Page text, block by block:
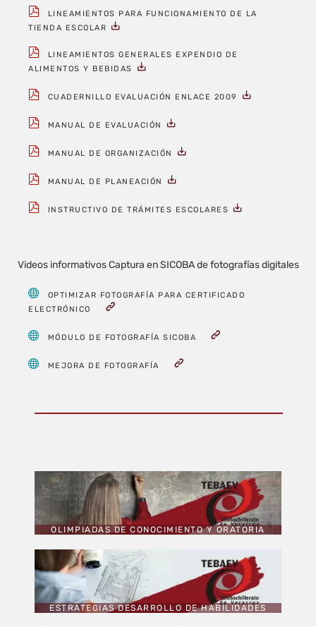
LINEAMIENTOS PARA FUNCIONAMIENTO DE LA
TIENDA ESCOLAR
LINEAMIENTOS GENERALES EXPENDIO DE
ALIMENTOS Y BEBIDAS
CUADERNILLO EVALUACIÓN ENLACE 2009
MANUAL DE EVALUACIÓN
MANUAL DE ORGANIZACIÓN
MANUAL DE PLANEACIÓN
INSTRUCTIVO DE TRÁMITES ESCOLARES
Videos informativos Captura en SICOBA de fotografías digitales
OPTIMIZAR FOTOGRAFÍA PARA CERTIFICADO
ELECTRÓNICO
MÓDULO DE FOTOGRAFÍA SICOBA
MEJORA DE FOTOGRAFÍA
OLIMPIADAS DE CONOCIMIENTO Y ORATORIA
ESTRATEGIAS DESARROLLO DE HABILIDADES